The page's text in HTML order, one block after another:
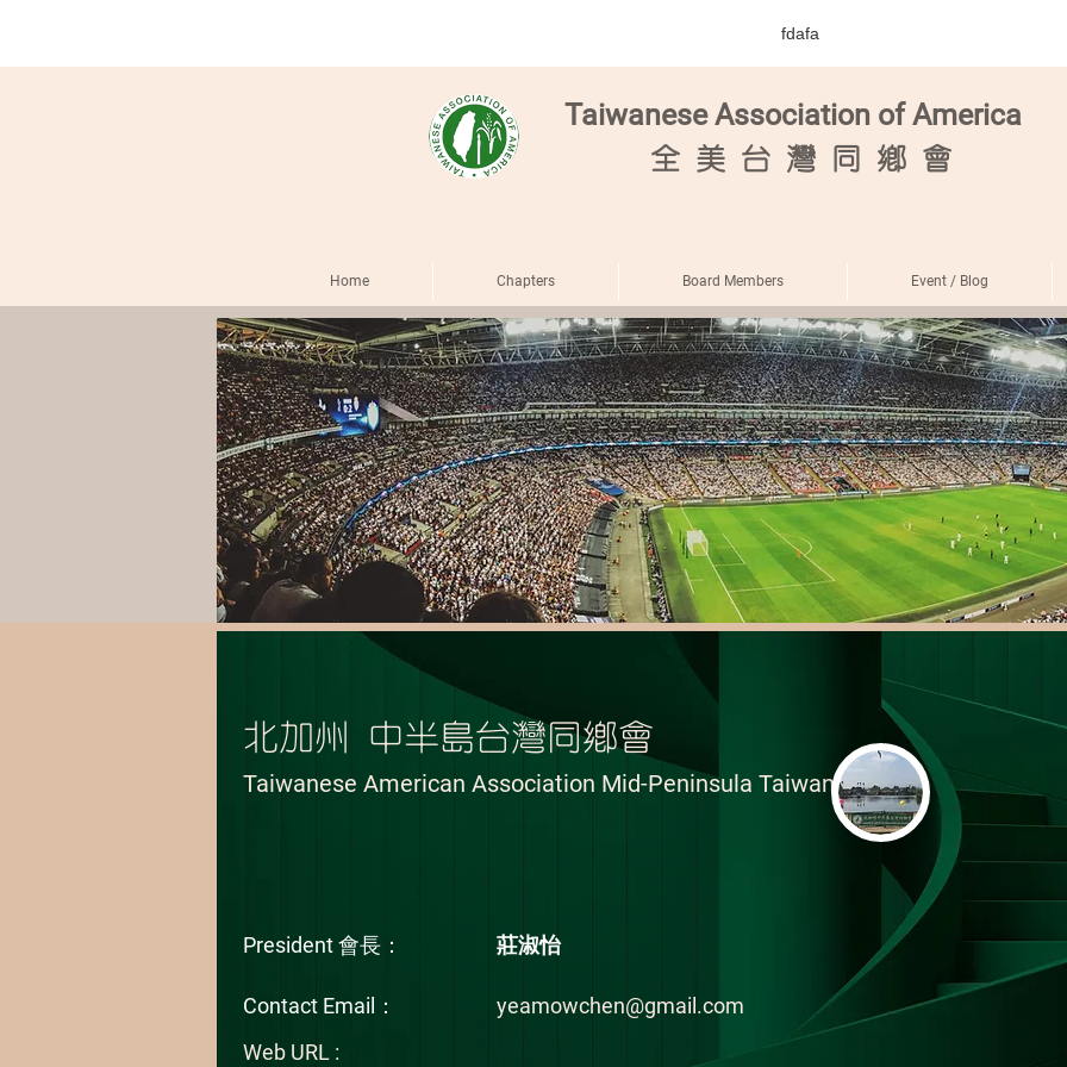
fdafa
Taiwanese Association of America
全 美 台 灣 同 鄉 會
Home Chapters Board Members Event / Blog
北加州 中半島台灣同鄉會
Taiwanese American Association Mid-Peninsula Taiwanese
President 會長： 莊淑怡
Contact Email：
Web URL :
yeamowchen@gmail.com